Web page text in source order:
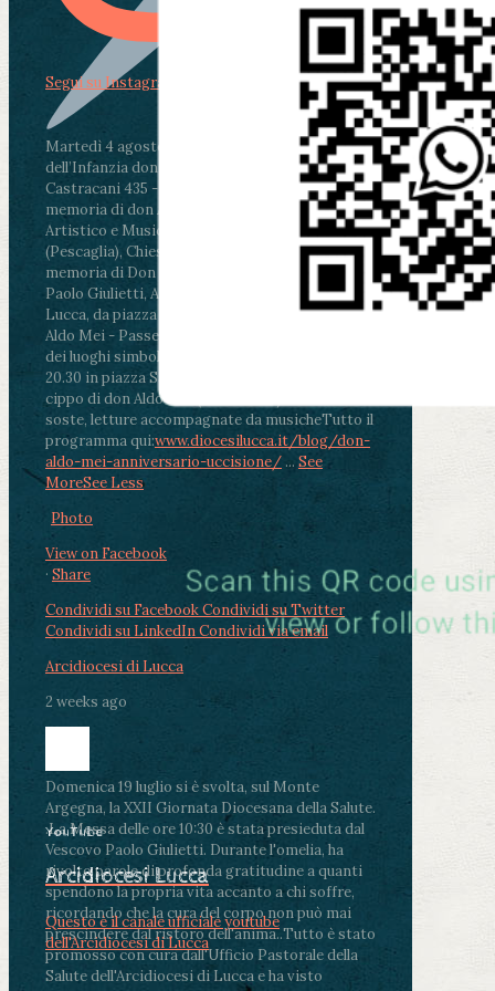
Martedì 4 agosto2026
ore 11:30 - Lucca, Scuola
dell’Infanzia don Aldo Mei - Viale Castruccio
Castracani 435 - Inaugurazione murales in
memoria di don Aldo Mei curato dal Liceo
Artistico e Musicale “Passaglia”
ore 18 - Fiano
(Pescaglia), Chiesa parrocchiale - Messa in
memoria di Don Aldo Mei celebrata da mons.
Paolo Giulietti, Arcivescovo di Lucca
ore 20.30 -
Lucca, da piazza San Michele al Cippo di don
Aldo Mei - Passeggiata della Memoria in alcuni
dei luoghi simbolo della città. Ritrovo alle ore
20.30 in piazza San Michele con conclusione al
cippo di don Aldo Mei (Porta Elisa). Durante le
soste, letture accompagnate da musicheTutto il
programma qui:www.diocesilucca.it/blog/don-
aldo-mei-anniversario-uccisione/ ... See
MoreSee Less
Photo
View on Facebook
· Share
Condividi su FacebookCondividi su Twitter
Condividi su LinkedInCondividi via email
Arcidiocesi di Lucca
2 weeks ago
Domenica 19 luglio si è svolta, sul Monte
Argegna, la XXII Giornata Diocesana della Salute.
.La Messa delle ore 10:30 è stata presieduta dal
Vescovo Paolo Giulietti. Durante l'omelia, ha
rivolto parole di profonda gratitudine a quanti
spendono la propria vita accanto a chi soffre,
ricordando che la cura del corpo non può mai
prescindere dal ristoro dell'anima..Tutto è stato
promosso con cura dall'Ufficio Pastorale della
Salute dell'Arcidiocesi di Lucca e ha visto
Segui su Instagram
YouTube
Arcidiocesi Lucca
Questo è il canale ufficiale youtube
dell'Arcidiocesi di Lucca